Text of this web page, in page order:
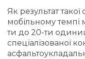
Як результат такої
мобільному темпі
ти до 20-ти
спеціалізованої